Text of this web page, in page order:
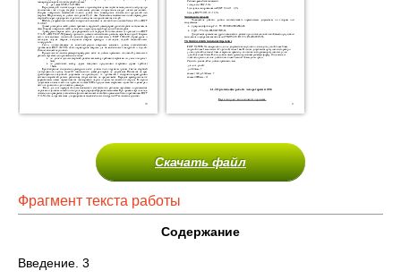
Скачать файл
Фрагмент текста работы
Содержание
Введение. 3